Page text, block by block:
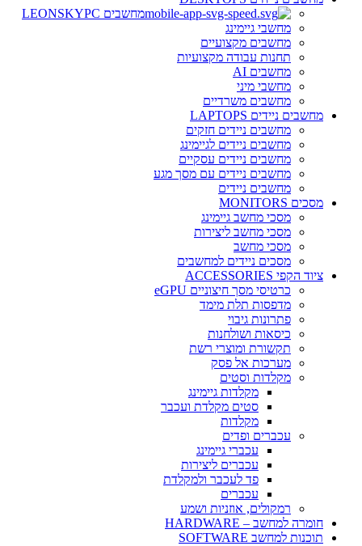
מחשבים LEONSKYPC
מחשבי גיימינג
מחשבים מקצועיים
תחנות עבודה מקצועיות
מחשבים AI
מחשבי מיני
מחשבים משרדיים
מחשבים ניידים LAPTOPS
מחשבים ניידים חזקים
מחשבים ניידים לגיימינג
מחשבים ניידים עסקיים
מחשבים ניידים עם מסך מגע
מחשבים ניידים
מסכים MONITORS
מסכי מחשב גיימינג
מסכי מחשב ליצירות
מסכי מחשב
מסכים ניידים למחשבים
ציוד הקפי ACCESSORIES
כרטיסי מסך חיצוניים eGPU
מדפסות תלת מימד
פתרונות גיבוי
כיסאות ושולחנות
תקשורת ומוצרי רשת
מערכות אל פסק
מקלדות וסטים
מקלדות גיימינג
סטים מקלדת ועכבר
מקלדות
עכברים ופדים
עכברי גיימינג
עכברים ליצירות
פד לעכבר ולמקלדת
עכברים
רמקולים, אוזניות ושמע
חומרה למחשב – HARDWARE
תוכנות למחשב SOFTWARE